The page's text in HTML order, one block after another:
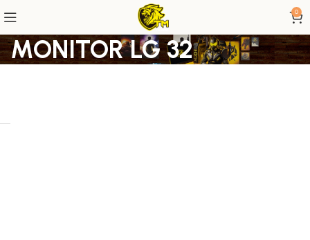
0
MONITOR LG 32